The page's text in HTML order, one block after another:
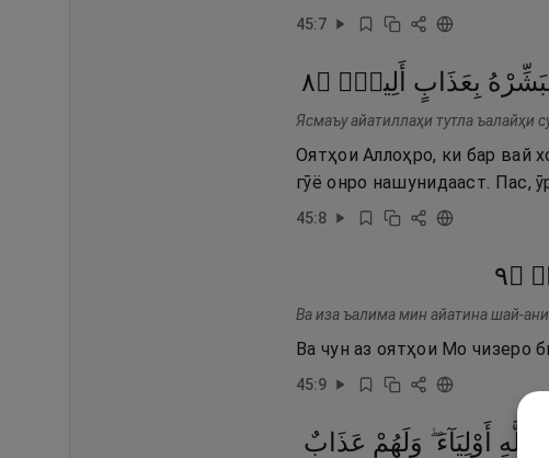
45:7
بِعَذَابٍ أَلِيمٍۢ ۝٨
Ясмаъу айатиллаҳи тутла
Оятҳои Аллоҳро, ки бар вай
гӯё онро нашунидааст. Пас,
45:8
۝٩
Ва иза ъалима мин айатина шай-
Ва чун аз оятҳои Мо чизеро
45:9
ٱللَّهِ أَوْلِيَآءَ ۖ وَلَهُمْ عَذَابٌ